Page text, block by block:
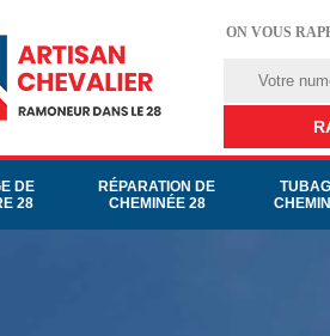
ON VOUS
DE
28
RÉPARATION DE
CHEMINÉE 28